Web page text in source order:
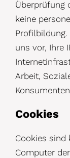
Überprüfung
keine
uns vor, Ihre
Arbeit,
Cookies
Cookies sind
Computer